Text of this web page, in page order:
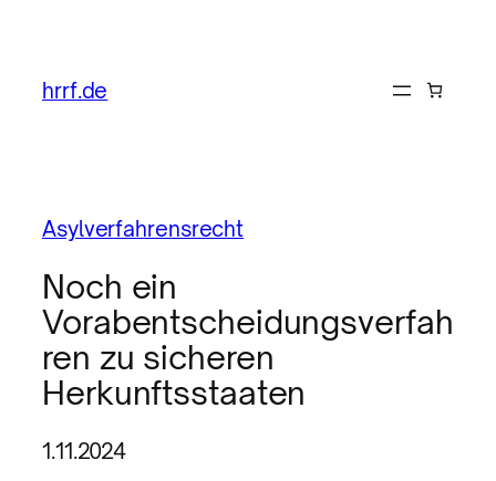
hrrf.de
Asylverfahrensrecht
Noch ein
Vorabentscheidungsverfah
ren zu sicheren
Herkunftsstaaten
1.11.2024